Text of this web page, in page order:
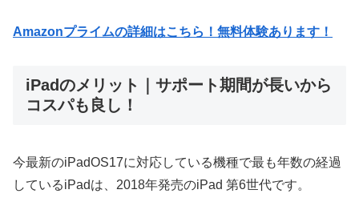
Amazonプライムの詳細はこちら！無料体験あります！
iPadのメリット｜サポート期間が長いから
コスパも良し！
今最新のiPadOS17に対応している機種で最も年数の経過
しているiPadは、2018年発売のiPad 第6世代です。